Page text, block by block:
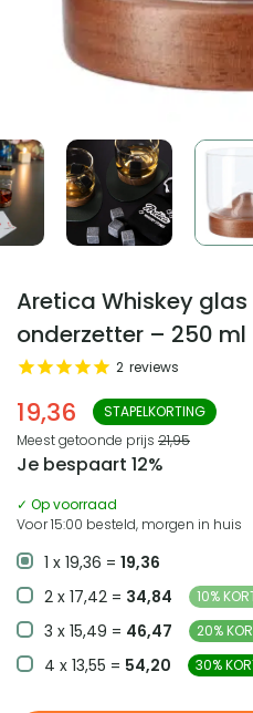
Aretica Whiskey
onderzetter – 250 ml
19,36 STAPELKORTING
2 reviews
Meest getoonde prijs 21,95
Je bespaart 12%
✓ Op voorraad
Voor 15:00 besteld, morgen in huis
1 x 19,36 = 19,36
2 x 17,42 = 34,84 10%
3 x 15,49 = 46,47 20%
4 x 13,55 = 54,20 30%